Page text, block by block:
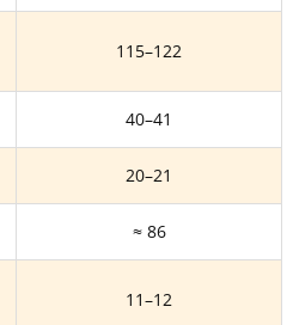
115–122
40–41
20–21
≈ 86
11–12